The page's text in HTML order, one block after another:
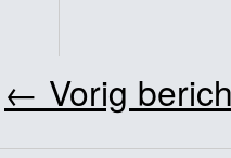
← Vorig